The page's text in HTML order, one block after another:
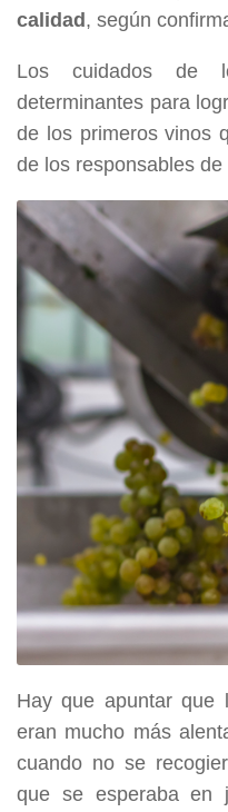
calidad , según
Los cuidados de
determinantes para
de los primeros vinos
de los responsables de
Hay que apuntar que
eran mucho más
cuando no se
que se esperaba en